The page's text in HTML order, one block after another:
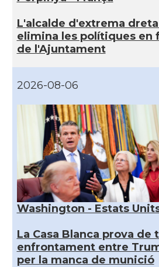
L'alcalde d'extrema
elimina les polítiques en
de l'Ajuntament
2026-08-06
Washington - Estats
La Casa Blanca prova de
enfrontament entre
per la manca de munició